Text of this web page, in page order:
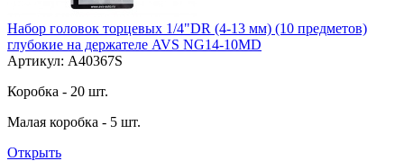
Набор головок торцевых 1/4"DR (4-13 мм) (10 предметов)
глубокие на держателе AVS NG14-10MD
Артикул: A40367S
Коробка - 20 шт.
Малая коробка - 5 шт.
Открыть